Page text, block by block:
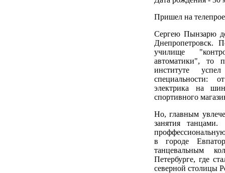
Пришел на
Сергею Пынзарю
Днепропетровск.
училище
автоматики", то
институте
специальности:
электрика на
спортивного
Но, главным
занятия
в городе
танцевальным
Петербурге, где
северной столицы